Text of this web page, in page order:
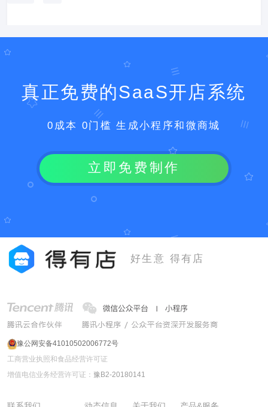
真正免费的SaaS开店系统
0成本 0门槛 生成小程序和微商城
立即免费制作
好生意 得有店
豫公网安备41010502006772号
工商营业执照和食品经营许可证
增值电信业务经营许可证： 豫B2-20180141